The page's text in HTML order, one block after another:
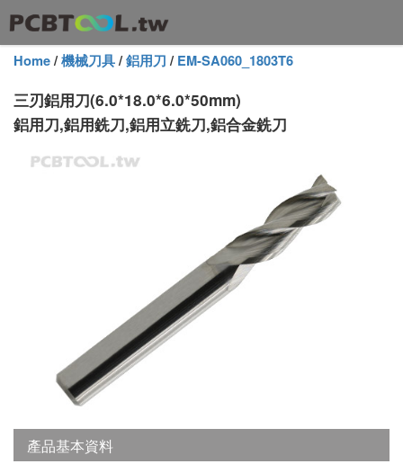
Home/機械刀具/鋁用刀 /EM-SA060_1803T6
三刃鋁用刀(6.0*18.0*6.0*50mm)
鋁用刀,鋁用銑刀,鋁用立銑刀,鋁合金銑刀
產品基本資料